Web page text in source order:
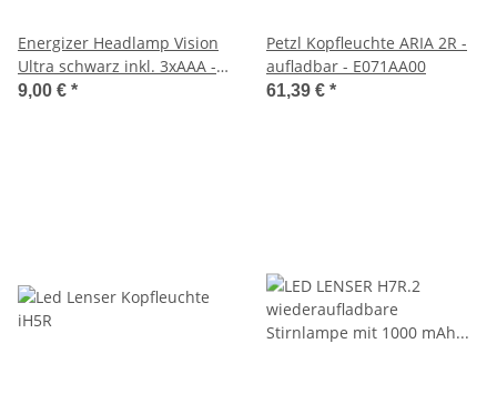
Energizer Headlamp Vision
Ultra schwarz inkl. 3xAAA -
360 Lumen
9,00 € *
Petzl Kopfleuchte ARIA 2R -
aufladbar - E071AA00
61,39 € *